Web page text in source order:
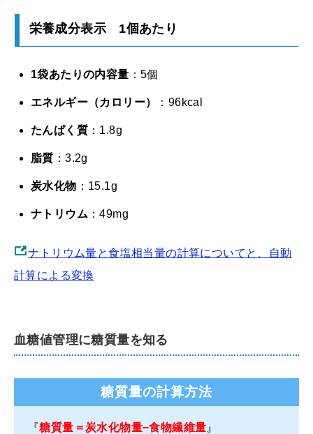
栄養成分表示 1個あたり
1袋あたりの内容量 ：5個
エネルギー（カロリー） ：96kcal
たんぱく質 ：1.8g
脂質 ：3.2g
炭水化物 ：15.1g
ナトリウム ：49mg
ナトリウム量と食塩相当量の計算についてと、自動
計算による変換
血糖値管理に糖質量を知る
糖質量の計算方法
『糖質量＝炭水化物量−食物繊維量 』